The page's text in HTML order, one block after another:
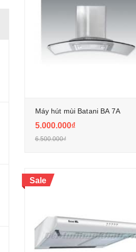
Máy hút mùi Batani BA 7A
5.000.000₫
6.500.000₫
Sale